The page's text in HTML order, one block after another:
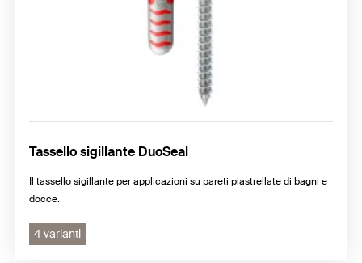
Staffe per vasi d'espansione
Staffe universali per fissare raccordi e scarico
Tassello sigillante DuoSeal
Il tassello sigillante per applicazioni su pareti piastrellate di bagni e
docce.
4 varianti